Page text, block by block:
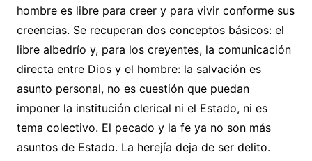
hombre es libre para creer y para vivir conforme sus
creencias. Se recuperan dos conceptos básicos: el
libre albedrío y, para los creyentes, la comunicación
directa entre Dios y el hombre: la salvación es
asunto personal, no es cuestión que puedan
imponer la institución clerical ni el Estado, ni es
tema colectivo. El pecado y la fe ya no son más
asuntos de Estado. La herejía deja de ser delito.